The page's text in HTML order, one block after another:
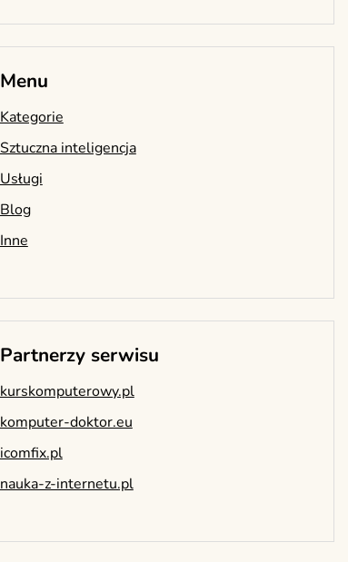
Menu
Kategorie
Sztuczna inteligencja
Usługi
Blog
Inne
Partnerzy serwisu
kurskomputerowy.pl
komputer-doktor.eu
icomfix.pl
nauka-z-internetu.pl